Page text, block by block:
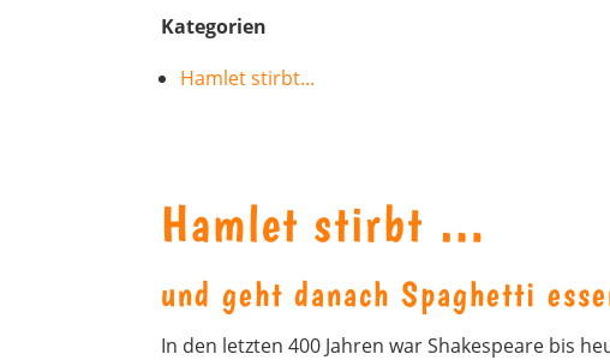
Kategorien
Hamlet stirbt...
Hamlet stirbt …
und geht danach Spaghetti
In den letzten 400 Jahren war Shakespeare bis